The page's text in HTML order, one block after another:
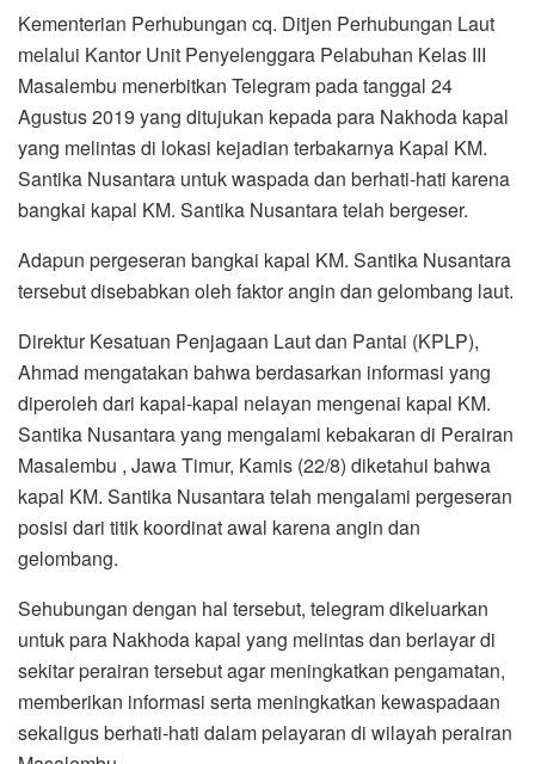
Kementerian Perhubungan cq. Ditjen Perhubungan Laut
melalui Kantor Unit Penyelenggara Pelabuhan Kelas III
Masalembu menerbitkan Telegram pada tanggal 24
Agustus 2019 yang ditujukan kepada para Nakhoda kapal
yang melintas di lokasi kejadian terbakarnya Kapal KM.
Santika Nusantara untuk waspada dan berhati-hati karena
bangkai kapal KM. Santika Nusantara telah bergeser.
Adapun pergeseran bangkai kapal KM. Santika Nusantara
tersebut disebabkan oleh faktor angin dan gelombang laut.
Direktur Kesatuan Penjagaan Laut dan Pantai (KPLP),
Ahmad mengatakan bahwa berdasarkan informasi yang
diperoleh dari kapal-kapal nelayan mengenai kapal KM.
Santika Nusantara yang mengalami kebakaran di Perairan
Masalembu , Jawa Timur, Kamis (22/8) diketahui bahwa
kapal KM. Santika Nusantara telah mengalami pergeseran
posisi dari titik koordinat awal karena angin dan
gelombang.
Sehubungan dengan hal tersebut, telegram dikeluarkan
untuk para Nakhoda kapal yang melintas dan berlayar di
sekitar perairan tersebut agar meningkatkan pengamatan,
memberikan informasi serta meningkatkan kewaspadaan
sekaligus berhati-hati dalam pelayaran di wilayah perairan